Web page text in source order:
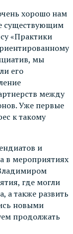
хорошо нам
существующим
«Практики
мы
его
между
Уже первые
к такому
и
в мероприятиях
где могли
а также развить
новыми
продолжать